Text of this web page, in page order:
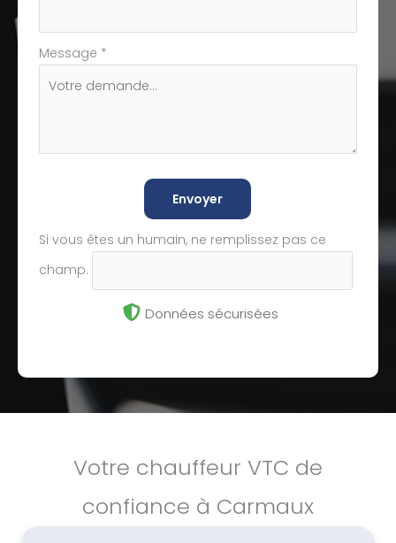
Message *
Envoyer
Si vous êtes un humain, ne remplissez pas ce
champ.
Données sécurisées
Votre chauffeur VTC de
confiance à Carmaux